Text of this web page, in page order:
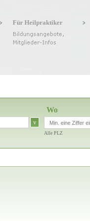
Für Heilpraktiker
v
Wo
Alle PLZ